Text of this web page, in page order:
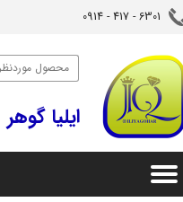
تغییر گذر واژه
سفارشات
خروج از حساب کاربری
6301 - 417 - 0914​​​​​​​
‌ایلیا گوهر